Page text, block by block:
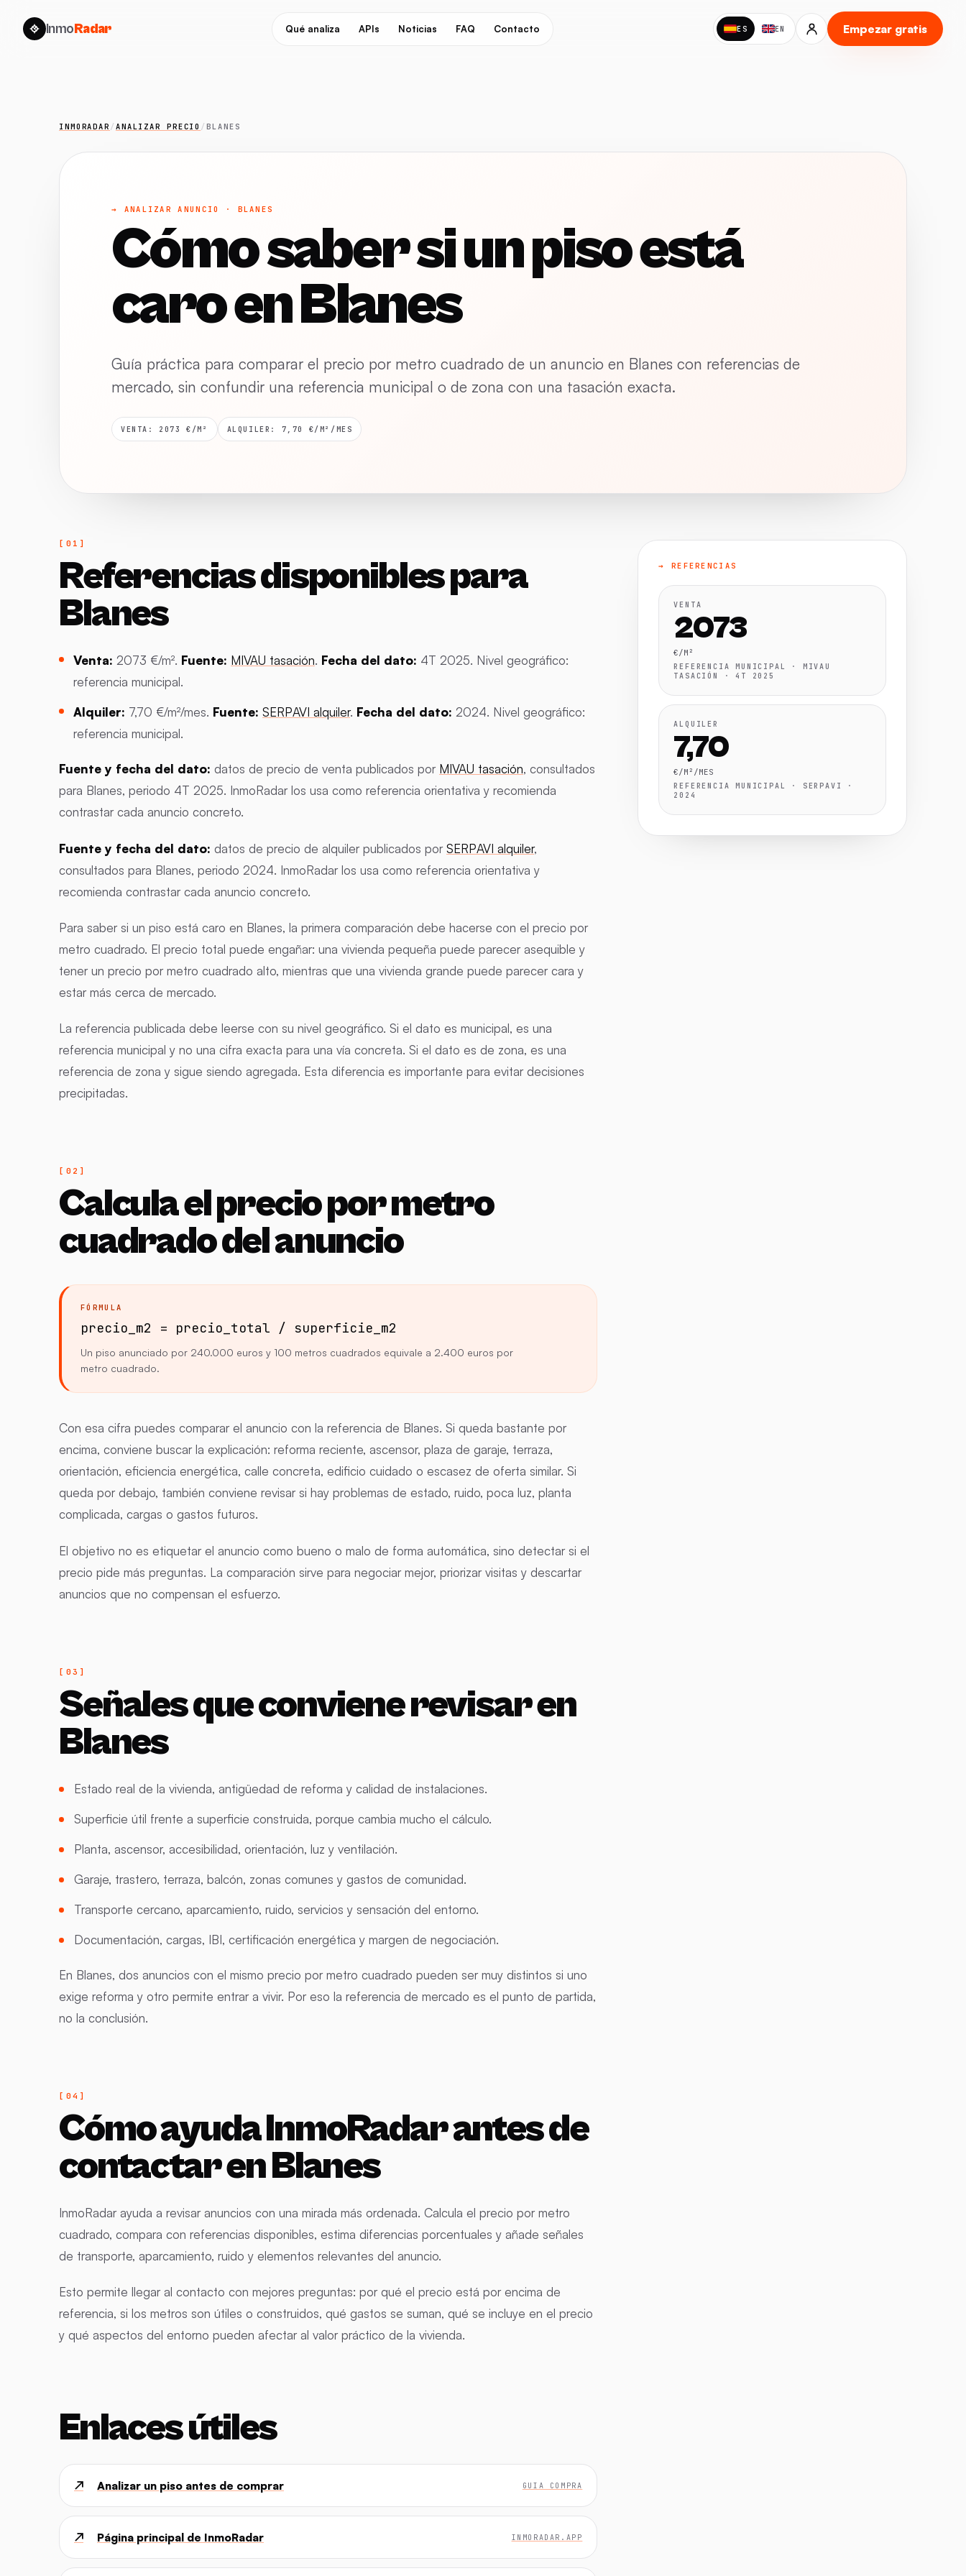
InmoRadar Qué analiza APIs Noticias FAQ Contacto ES EN Empezar gratis
INMORADAR / ANALIZAR PRECIO /BLANES
→ ANALIZAR ANUNCIO · BLANES
Cómo saber si un piso está
caro en Blanes
Guía práctica para comparar el precio por metro cuadrado de un anuncio en Blanes con referencias de
mercado, sin confundir una referencia municipal o de zona con una tasación exacta.
VENTA: 2073 €/M² ALQUILER: 7,70 €/M²/MES
→ REFERENCIAS
VENTA
2073
€/M²
REFERENCIA MUNICIPAL · MIVAU
TASACIÓN · 4T 2025
ALQUILER
7,70
€/M²/MES
REFERENCIA MUNICIPAL · SERPAVI ·
2024
Referencias disponibles para
Blanes
Venta: 2073 €/m². Fuente: MIVAU tasación. Fecha del dato: 4T 2025. Nivel geográfico:
referencia municipal.
Alquiler: 7,70 €/m²/mes. Fuente: SERPAVI alquiler. Fecha del dato: 2024. Nivel geográfico:
referencia municipal.
Fuente y fecha del dato: datos de precio de venta publicados por MIVAU tasación, consultados
para Blanes, periodo 4T 2025. InmoRadar los usa como referencia orientativa y recomienda
contrastar cada anuncio concreto.
Fuente y fecha del dato: datos de precio de alquiler publicados porSERPAVI alquiler,
consultados para Blanes, periodo 2024. InmoRadar los usa como referencia orientativa y
recomienda contrastar cada anuncio concreto.
Para saber si un piso está caro en Blanes, la primera comparación debe hacerse con el precio por
metro cuadrado. El precio total puede engañar: una vivienda pequeña puede parecer asequible y
tener un precio por metro cuadrado alto, mientras que una vivienda grande puede parecer cara y
estar más cerca de mercado.
La referencia publicada debe leerse con su nivel geográfico. Si el dato es municipal, es una
referencia municipal y no una cifra exacta para una vía concreta. Si el dato es de zona, es una
referencia de zona y sigue siendo agregada. Esta diferencia es importante para evitar decisiones
precipitadas.
Calcula el precio por metro
cuadrado del anuncio
FÓRMULA
precio_m2 = precio_total / superficie_m2
Un piso anunciado por 240.000 euros y 100 metros cuadrados equivale a 2.400 euros por
metro cuadrado.
Con esa cifra puedes comparar el anuncio con la referencia de Blanes. Si queda bastante por
encima, conviene buscar la explicación: reforma reciente, ascensor, plaza de garaje, terraza,
orientación, eficiencia energética, calle concreta, edificio cuidado o escasez de oferta similar. Si
queda por debajo, también conviene revisar si hay problemas de estado, ruido, poca luz, planta
complicada, cargas o gastos futuros.
El objetivo no es etiquetar el anuncio como bueno o malo de forma automática, sino detectar si el
precio pide más preguntas. La comparación sirve para negociar mejor, priorizar visitas y descartar
anuncios que no compensan el esfuerzo.
Señales que conviene revisar en
Blanes
Estado real de la vivienda, antigüedad de reforma y calidad de instalaciones.
Superficie útil frente a superficie construida, porque cambia mucho el cálculo.
Planta, ascensor, accesibilidad, orientación, luz y ventilación.
Garaje, trastero, terraza, balcón, zonas comunes y gastos de comunidad.
Transporte cercano, aparcamiento, ruido, servicios y sensación del entorno.
Documentación, cargas, IBI, certificación energética y margen de negociación.
En Blanes, dos anuncios con el mismo precio por metro cuadrado pueden ser muy distintos si uno
exige reforma y otro permite entrar a vivir. Por eso la referencia de mercado es el punto de partida,
no la conclusión.
Cómo ayuda InmoRadar antes de
contactar en Blanes
InmoRadar ayuda a revisar anuncios con una mirada más ordenada. Calcula el precio por metro
cuadrado, compara con referencias disponibles, estima diferencias porcentuales y añade señales
de transporte, aparcamiento, ruido y elementos relevantes del anuncio.
Esto permite llegar al contacto con mejores preguntas: por qué el precio está por encima de
referencia, si los metros son útiles o construidos, qué gastos se suman, qué se incluye en el precio
y qué aspectos del entorno pueden afectar al valor práctico de la vivienda.
Enlaces útiles
↗ Analizar un piso antes de comprar GUIA COMPRA
↗ Página principal de InmoRadar INMORADAR.APP